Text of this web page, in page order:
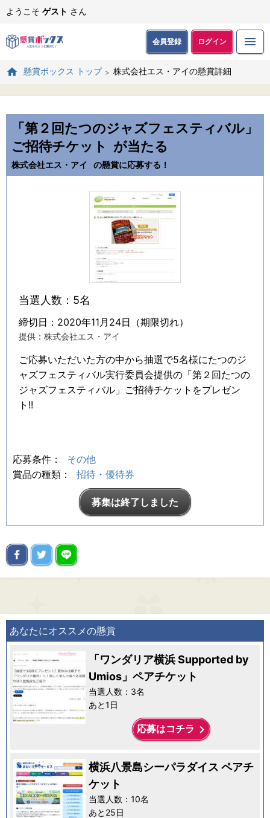
ようこそ ゲスト さん
会員登録 ログイン
懸賞ボックス トップ 株式会社エス・アイの懸賞詳細
「第２回たつのジャズフェスティバル」
ご招待チケット
が当たる
株式会社エス・アイ の懸賞に応募する！
当選人数：5名
締切日：2020年11月24日（期限切れ）
提供：株式会社エス・アイ
ご応募いただいた方の中から抽選で5名様にたつのジ
ャズフェスティバル実行委員会提供の「第２回たつの
ジャズフェスティバル」ご招待チケットをプレゼン
ト!!
応募条件：
その他
賞品の種類：
招待・優待券
募集は終了しました
あなたにオススメの懸賞
「ワンダリア横浜 Supported by
Umios」ペアチケット
当選人数：3名
あと1日
応募はコチラ keyboard_arrow_right
横浜八景島シーパラダイス ペアチ
ケット
当選人数：10名
あと25日